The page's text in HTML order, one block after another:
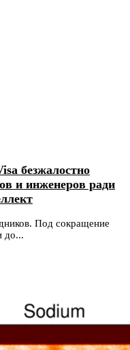
безжалостно
и инженеров ради
Под сокращение
до...